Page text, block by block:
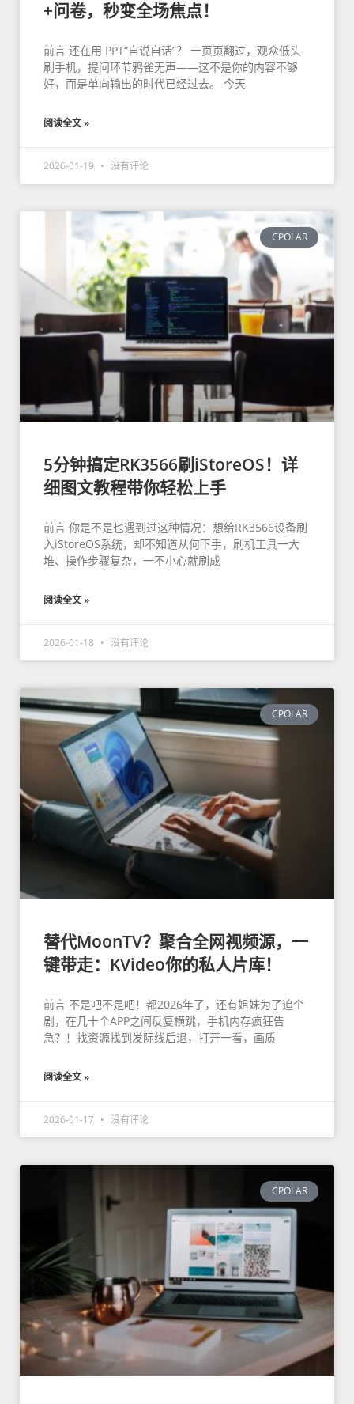
+问卷，秒变全场焦点！
前言 还在用 PPT“自说自话”？ 一页页翻过，观众低头
刷手机，提问环节鸦雀无声——这不是你的内容不够
好，而是单向输出的时代已经过去。 今天
阅读全文 »
2026-01-19 没有评论
CPOLAR
5分钟搞定RK3566刷iStoreOS！详
细图文教程带你轻松上手
前言 你是不是也遇到过这种情况：想给RK3566设备刷
入iStoreOS系统，却不知道从何下手，刷机工具一大
堆、操作步骤复杂，一不小心就刷成
阅读全文 »
2026-01-18 没有评论
CPOLAR
替代MoonTV？聚合全网视频源，一
键带走：KVideo你的私人片库！
前言 不是吧不是吧！都2026年了，还有姐妹为了追个
剧，在几十个APP之间反复横跳，手机内存疯狂告
急？！找资源找到发际线后退，打开一看，画质
阅读全文 »
2026-01-17 没有评论
CPOLAR